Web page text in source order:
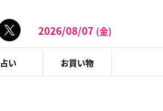
2026/08/07 (金)
占い お買い物